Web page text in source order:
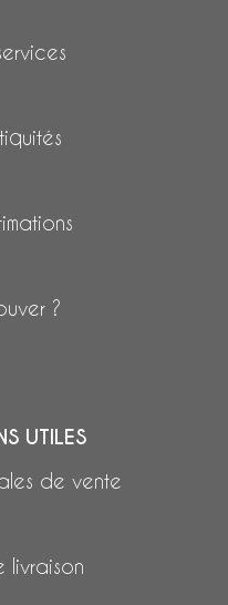
?
UTILES
de vente
livraison